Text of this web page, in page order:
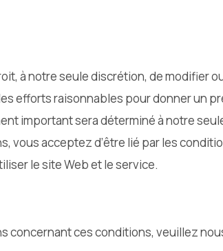
à notre seule discrétion, de modifier
efforts raisonnables pour donner un
important sera déterminé à notre
vous acceptez d’être lié par les
le site Web et le service.
concernant ces conditions, veuillez